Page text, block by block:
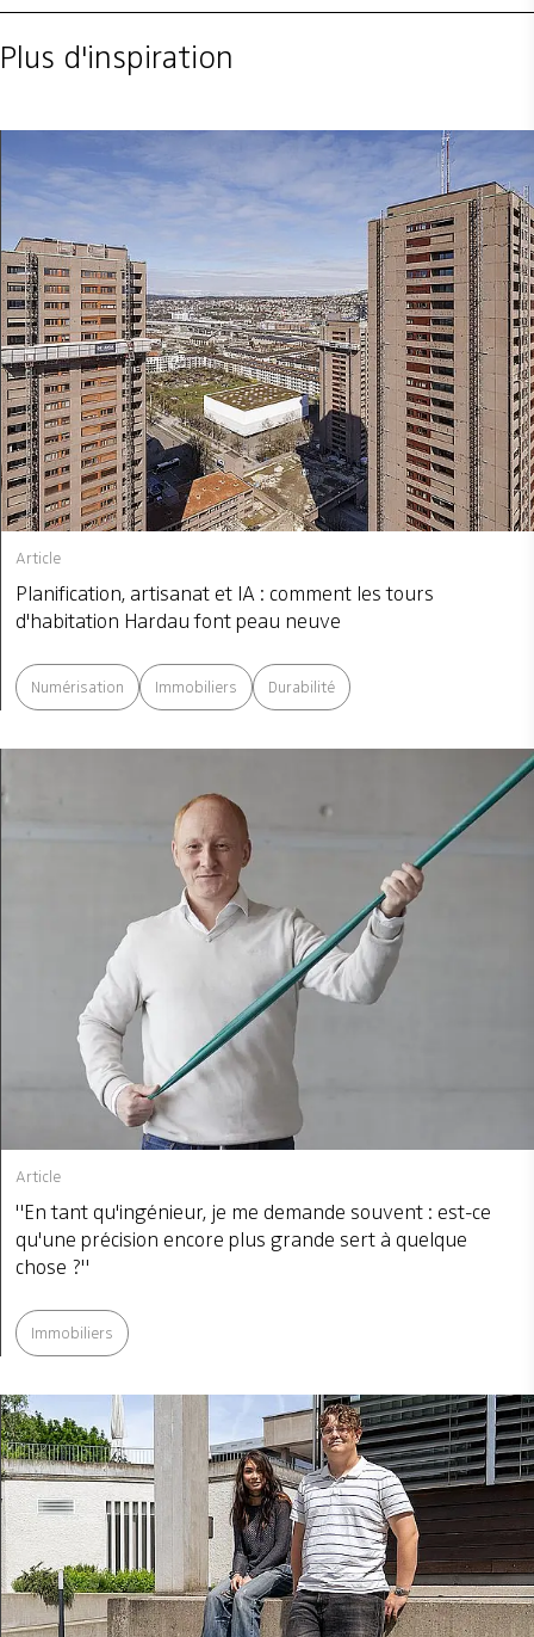
Plus d'inspiration
Article
Planification, artisanat et IA : comment les tours
d'habitation Hardau font peau neuve
Numérisation Immobiliers Durabilité
Article
"En tant qu'ingénieur, je me demande souvent : est-ce
qu'une précision encore plus grande sert à quelque
chose ?"
Immobiliers